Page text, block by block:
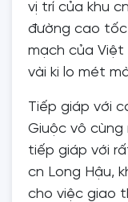
vị trí của khu
đường cao
mạch của Việt
vài ki lo mét
Tiếp giáp với
Giuộc vô cùng
tiếp giáp với
cn Long Hậu,
cho việc giao